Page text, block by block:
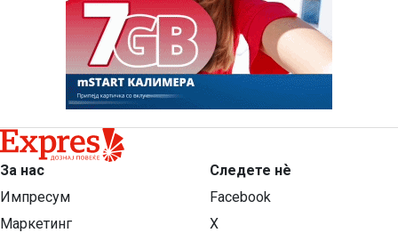
За нас
Импресум
Маркетинг
Следете нѐ
Facebook
X